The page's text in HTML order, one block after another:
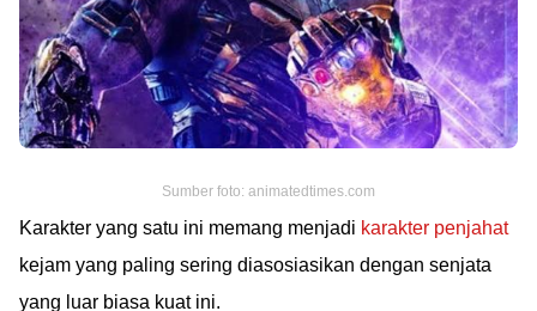
Sumber foto: animatedtimes.com
Karakter yang satu ini memang menjadi karakter penjahat
kejam yang paling sering diasosiasikan dengan senjata
yang luar biasa kuat ini.